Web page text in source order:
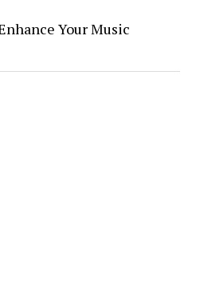
Your Music